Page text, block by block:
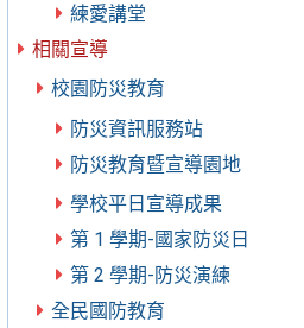
練愛講堂
相關宣導
校園防災教育
防災資訊服務站
防災教育暨宣導園地
學校平日宣導成果
第 1 學期-國家防災日
第 2 學期-防災演練
全民國防教育